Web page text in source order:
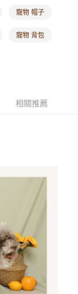
寵物 帽子
寵物 背包
相關推薦